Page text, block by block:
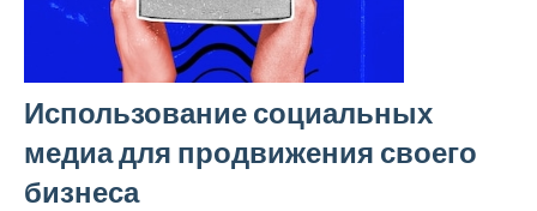
Использование социальных
медиа для продвижения своего
бизнеса